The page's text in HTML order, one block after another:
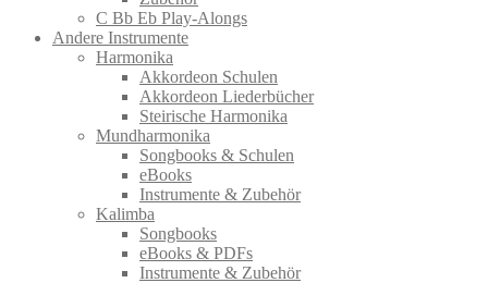
C Bb Eb Play-Alongs
Andere Instrumente
Harmonika
Akkordeon Schulen
Akkordeon Liederbücher
Steirische Harmonika
Mundharmonika
Songbooks & Schulen
eBooks
Instrumente & Zubehör
Kalimba
Songbooks
eBooks & PDFs
Instrumente & Zubehör